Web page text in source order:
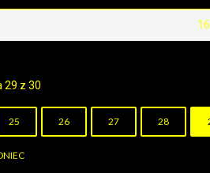
29 z 30
25 26 27 28